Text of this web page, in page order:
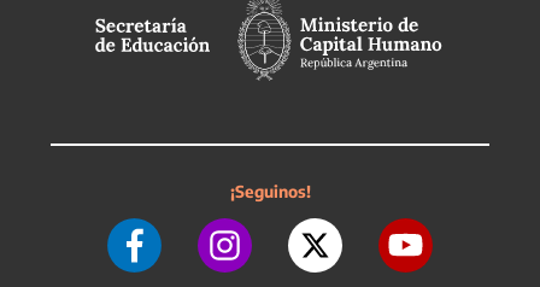
¡Seguinos!